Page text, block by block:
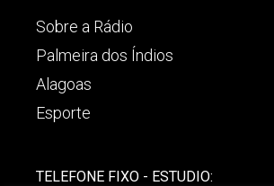
Sobre a Rádio
Palmeira dos Índios
Alagoas
Esporte
TELEFONE FIXO - ESTUDIO: